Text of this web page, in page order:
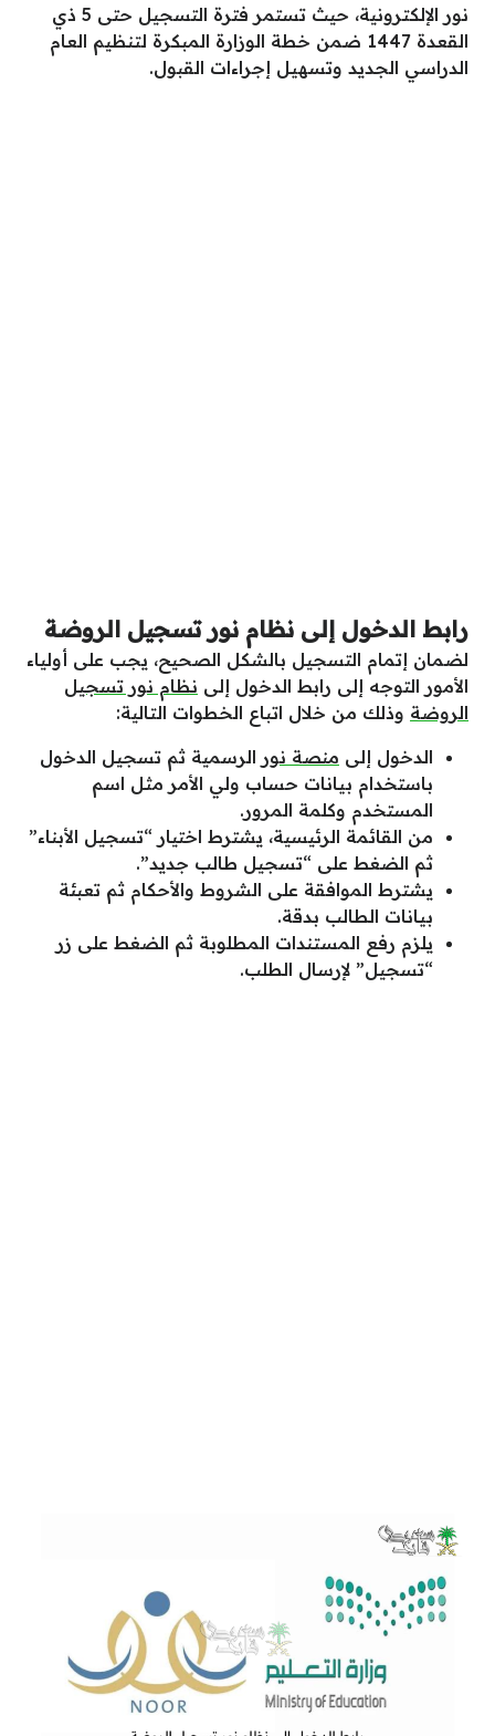
نور الإلكترونية، حيث تستمر فترة التسجيل حتى 5 ذي
القعدة 1447 ضمن خطة الوزارة المبكرة لتنظيم العام
الدراسي الجديد وتسهيل إجراءات القبول.
رابط الدخول إلى نظام نور تسجيل الروضة
لضمان إتمام التسجيل بالشكل الصحيح، يجب على أولياء
الأمور التوجه إلى رابط الدخول إلى نظام نور تسجيل
الروضة وذلك من خلال اتباع الخطوات التالية:
الدخول إلى منصة نور الرسمية ثم تسجيل الدخول
باستخدام بيانات حساب ولي الأمر مثل اسم
المستخدم وكلمة المرور.
من القائمة الرئيسية، يشترط اختيار “تسجيل الأبناء”
ثم الضغط على “تسجيل طالب جديد”.
يشترط الموافقة على الشروط والأحكام ثم تعبئة
بيانات الطالب بدقة.
يلزم رفع المستندات المطلوبة ثم الضغط على زر
“تسجيل” لإرسال الطلب.